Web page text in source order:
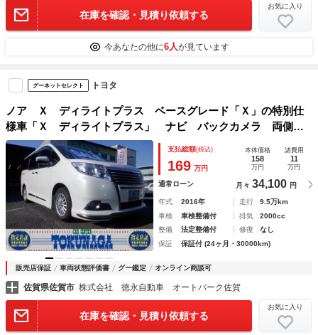
在庫を確認・見積り依頼する
お気に入り
今あなたの他に6人が見ています
グーネットセレクト トヨタ
ノア Ｘ ディライトプラス ベースグレード「Ｘ」の特別仕
様車「Ｘ ディライトプラス」 ナビ バックカメラ 両側パ
ワースライドドア ＥＴＣ Ｓ－ＶＳＣ 直列４気筒ＤＯＨＣ
エンジン アイドリングストップ ７人乗り メーカーＯＰカ
ラー
支払総額(税込)
169 万円
本体価格
158
万円
諸費用
11
万円
通常ローン 月々 34,100 円
年式 2016年 走行
9.5万km
車検
車検整備付 排気
2000cc
整備
法定整備付 修復
なし
保証
保証付 (24ヶ月・30000km)
販売店保証 車両状態評価書 グー鑑定 オンライン商談可
佐賀県佐賀市 株式会社 徳永自動車 オートパーク佐賀
在庫を確認・見積り依頼する
お気に入り